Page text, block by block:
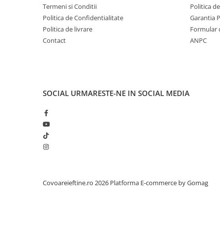
Termeni si Conditii
Politica de Confidentialitate
Politica de livrare
Contact
Politica
Garantia
Formular
ANPC
SOCIAL URMARESTE-NE IN SOCIAL MEDIA
Covoareieftine.ro 2026 Platforma E-commerce by Gomag